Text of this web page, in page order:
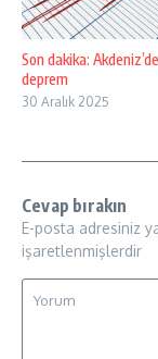
Son dakika:
deprem
30 Aralık 2025
Cevap bırakın
E-posta adresiniz
işaretlenmişlerdir